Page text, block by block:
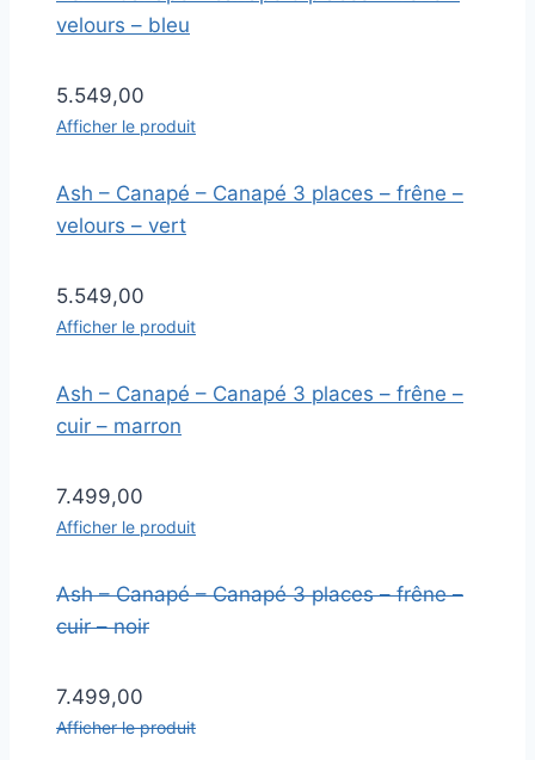
velours – bleu
5.549,00
Afficher le produit
Ash – Canapé – Canapé 3 places – frêne –
velours – vert
5.549,00
Afficher le produit
Ash – Canapé – Canapé 3 places – frêne –
cuir – marron
7.499,00
Afficher le produit
Ash – Canapé – Canapé 3 places – frêne –
cuir – noir
7.499,00
Afficher le produit